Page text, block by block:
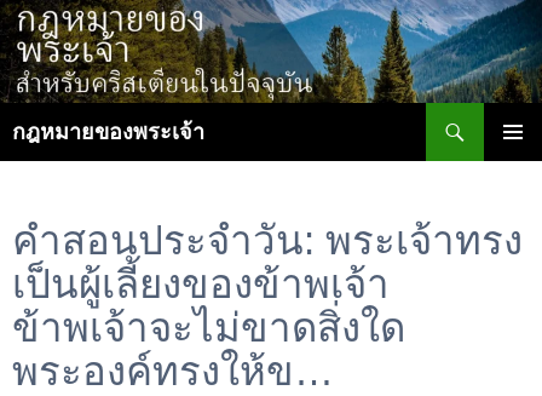
ข้าม
ไป
ยัง
กฎหมายของพระเจ้า
คำสอนประจำวัน: พระเจ้าทรง
เป็นผู้เลี้ยงของข้าพเจ้า
ข้าพเจ้าจะไม่ขาดสิ่งใด
พระองค์ทรงให้ข…